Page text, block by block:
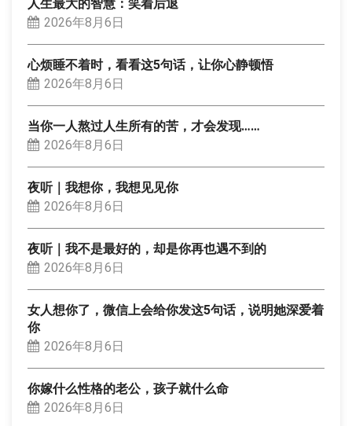
人生最大的智慧：笑着后退
2026年8月6日
心烦睡不着时，看看这5句话，让你心静顿悟
2026年8月6日
当你一人熬过人生所有的苦，才会发现……
2026年8月6日
夜听｜我想你，我想见见你
2026年8月6日
夜听｜我不是最好的，却是你再也遇不到的
2026年8月6日
女人想你了，微信上会给你发这5句话，说明她深爱着
你
2026年8月6日
你嫁什么性格的老公，孩子就什么命
2026年8月6日